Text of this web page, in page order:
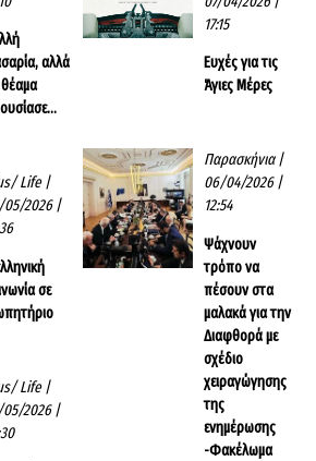
αλλά
Life|
05/2026 |
σε
Life|
05/2026 |
17:15
Ευχές για τις
Άγιες Μέρες
Παρασκήνια|
06/04/2026 |
12:54
Ψάχνουν
τρόπο να
πέσουν στα
μαλακά για την
Διαφθορά με
σχέδιο
χειραγώγησης
της
ενημέρωσης
-Φακέλωμα